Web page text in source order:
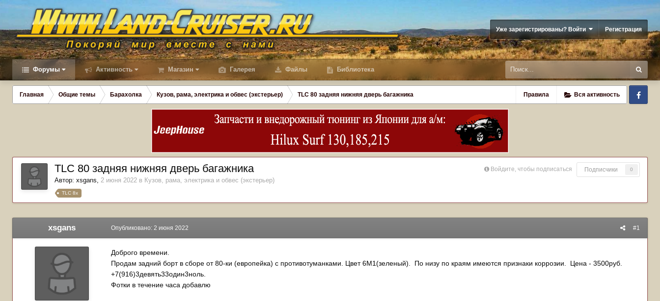
Уже зарегистрированы? Войти Регистрация
Форумы Активность Магазин Галерея Файлы Библиотека
Правила Вся активность
Главная Общие темы Барахолка Кузов, рама, электрика и обвес (экстерьер) TLC 80 задняя нижняя дверь багажника
Войдите, чтобы подписаться Подписчики 0
TLC 80 задняя нижняя дверь багажника
Автор: xsgans, 2 июня 2022 в Кузов, рама, электрика и обвес (экстерьер)
TLC 8x
xsgans #1
Опубликовано: 2 июня 2022
Доброго времени.
Продам задний борт в сборе от 80-ки (европейка) с противотуманками. Цвет 6М1(зеленый). По низу по краям имеются признаки коррозии. Цена - 3500руб.
+7(916)3девять33один3ноль.
Фотки в течение часа добавлю